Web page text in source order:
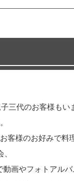
三代のお客様もい
様のお好みで料
画やフォトアル